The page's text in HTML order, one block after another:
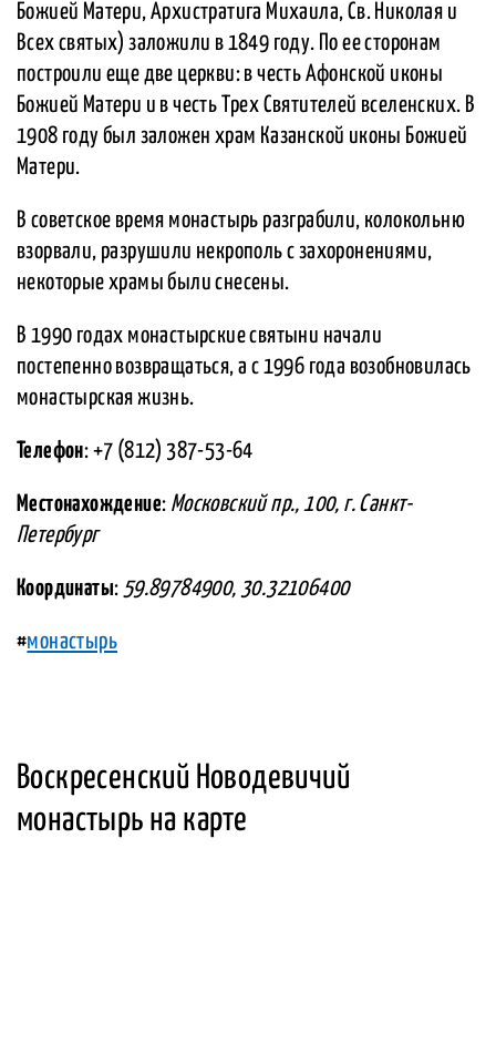
Божией Матери, Архистратига Михаила, Св. Николая и
Всех святых) заложили в 1849 году. По ее сторонам
построили еще две церкви: в честь Афонской иконы
Божией Матери и в честь Трех Святителей вселенских. В
1908 году был заложен храм Казанской иконы Божией
Матери.
В советское время монастырь разграбили, колокольню
взорвали, разрушили некрополь с захоронениями,
некоторые храмы были снесены.
В 1990 годах монастырские святыни начали
постепенно возвращаться, а с 1996 года возобновилась
монастырская жизнь.
Телефон: +7 (812) 387-53-64
Местонахождение: Московский пр., 100, г. Санкт-
Петербург
Координаты: 59.89784900, 30.32106400
#монастырь
Воскресенский Новодевичий
монастырь на карте